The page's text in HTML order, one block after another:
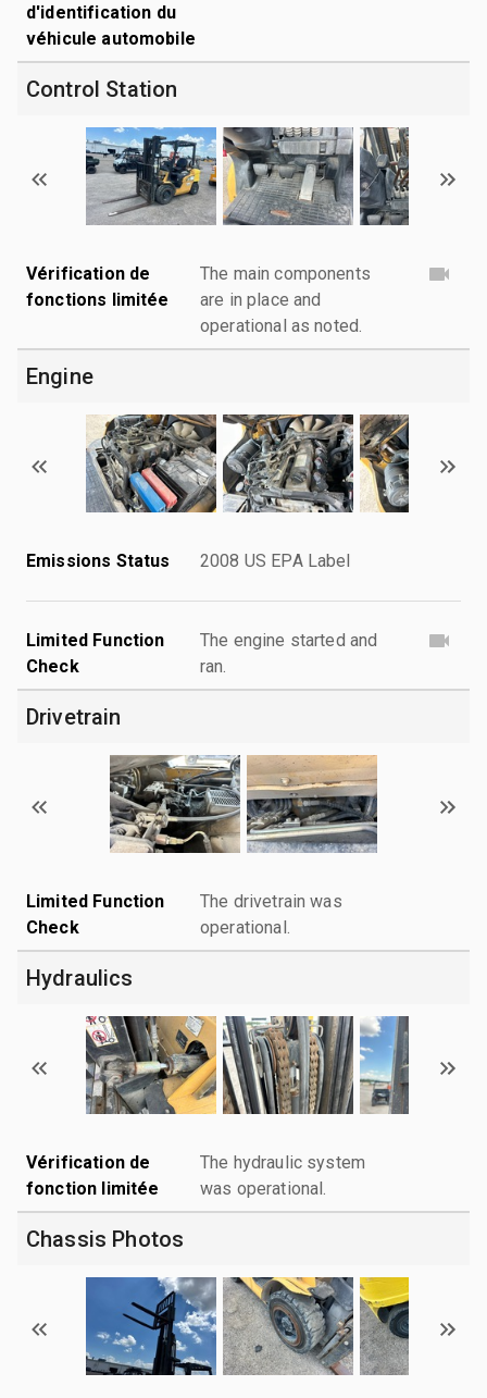
d'identification du
véhicule automobile
Control Station
Vérification de
fonctions limitée
The main components
are in place and
operational as noted.
Engine
Emissions Status 2008 US EPA Label
Limited Function
Check
The engine started and
ran.
Drivetrain
Limited Function
Check
The drivetrain was
operational.
Hydraulics
Vérification de
fonction limitée
The hydraulic system
was operational.
Chassis Photos